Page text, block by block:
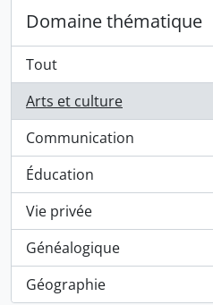
Domaine thématique
Tout
Arts et culture
, 1 résultats
Communication
, 1 résultats
Éducation
, 1 résultats
Vie privée
, 1 résultats
Généalogique
, 1 résultats
Géographie
, 1 résultats